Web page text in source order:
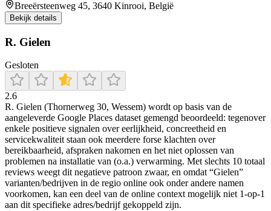
Breeërsteenweg 45, 3640 Kinrooi, België
Bekijk details
R. Gielen
Gesloten
2.6
R. Gielen (Thornerweg 30, Wessem) wordt op basis van de
aangeleverde Google Places dataset gemengd beoordeeld: tegenover
enkele positieve signalen over eerlijkheid, concreetheid en
servicekwaliteit staan ook meerdere forse klachten over
bereikbaarheid, afspraken nakomen en het niet oplossen van
problemen na installatie van (o.a.) verwarming. Met slechts 10 totaal
reviews weegt dit negatieve patroon zwaar, en omdat “Gielen”
varianten/bedrijven in de regio online ook onder andere namen
voorkomen, kan een deel van de online context mogelijk niet 1-op-1
aan dit specifieke adres/bedrijf gekoppeld zijn.